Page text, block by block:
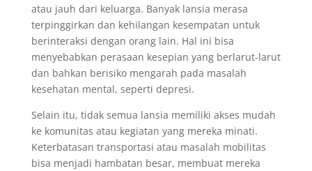
atau jauh dari keluarga. Banyak lansia merasa
terpinggirkan dan kehilangan kesempatan untuk
berinteraksi dengan orang lain. Hal ini bisa
menyebabkan perasaan kesepian yang berlarut-larut
dan bahkan berisiko mengarah pada masalah
kesehatan mental, seperti depresi.
Selain itu, tidak semua lansia memiliki akses mudah
ke komunitas atau kegiatan yang mereka minati.
Keterbatasan transportasi atau masalah mobilitas
bisa menjadi hambatan besar, membuat mereka